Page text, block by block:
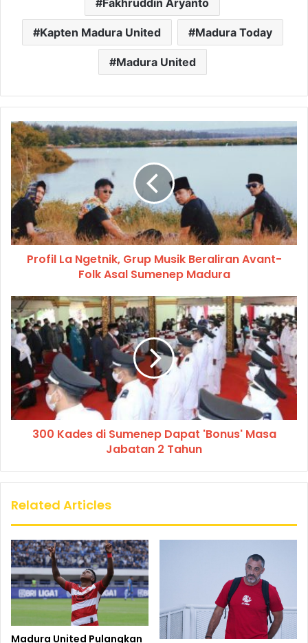
Kapten Madura United Madura Today
Madura United
Profil La Ngetnik, Grup Musik Beraliran Avant-
Folk Asal Sumenep Madura
300 Kades di Sumenep Dapat 'Bonus' Masa
Jabatan 2 Tahun
Related Articles
Madura United Pulangkan